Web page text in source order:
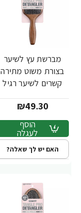
מברשת עץ לשיער
בצורת משוט מתירה
קשרים לשיער רגיל
₪49.30
הוסף
לעגלה
האם יש לך שאלה?